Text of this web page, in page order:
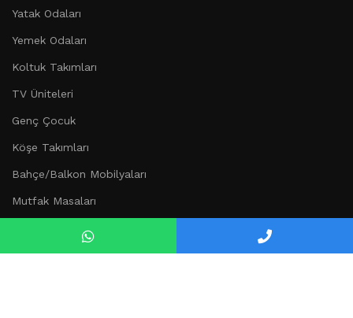
Yatak Odaları
Yemek Odaları
Koltuk Takımları
TV Üniteleri
Genç Çocuk
Köşe Takımları
Bahçe/Balkon Mobilyaları
Mutfak Masaları